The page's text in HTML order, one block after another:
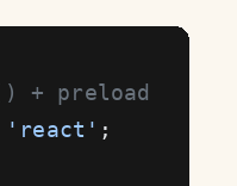
+ preload
'react' ;